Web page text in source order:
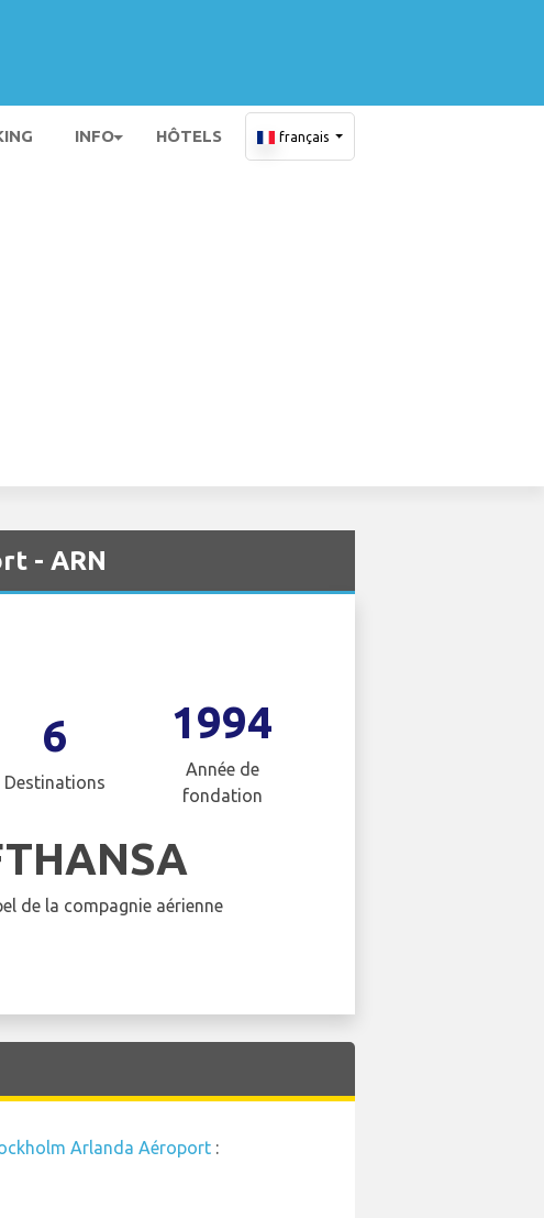
INFO HÔTELS français
- ARN
6
Destinations
1994
Année de
fondation
de la compagnie aérienne
Arlanda Aéroport :